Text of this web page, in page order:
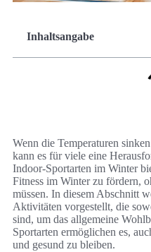
Inhaltsangabe
Wenn die Temperaturen
kann es für viele eine
Indoor-Sportarten im Winter
Fitness im Winter zu fördern,
müssen. In diesem Abschnitt
Aktivitäten vorgestellt, die
sind, um das allgemeine
Sportarten ermöglichen es,
und gesund zu bleiben.